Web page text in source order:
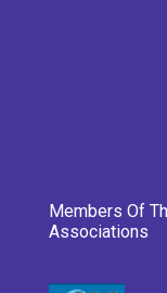
Members Of
Associations